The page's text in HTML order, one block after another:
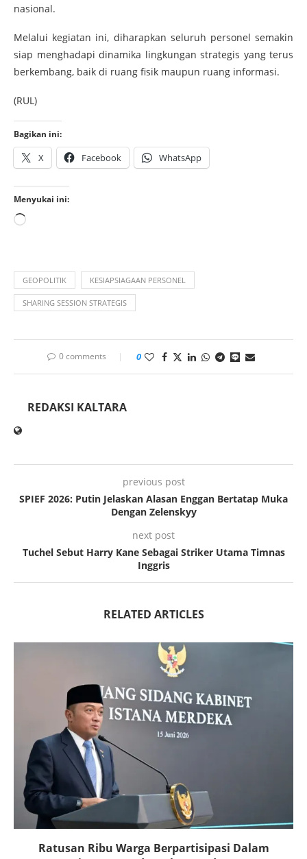
nasional.
Melalui kegiatan ini, diharapkan seluruh personel semakin
siap menghadapi dinamika lingkungan strategis yang terus
berkembang, baik di ruang fisik maupun ruang informasi.
(RUL)
Bagikan ini:
X Facebook WhatsApp
Menyukai ini:
GEOPOLITIK KESIAPSIAGAAN PERSONEL
SHARING SESSION STRATEGIS
0 comments 0
REDAKSI KALTARA
previous post
SPIEF 2026: Putin Jelaskan Alasan Enggan Bertatap Muka
Dengan Zelenskyy
next post
Tuchel Sebut Harry Kane Sebagai Striker Utama Timnas
Inggris
RELATED ARTICLES
Ratusan Ribu Warga Berpartisipasi Dalam